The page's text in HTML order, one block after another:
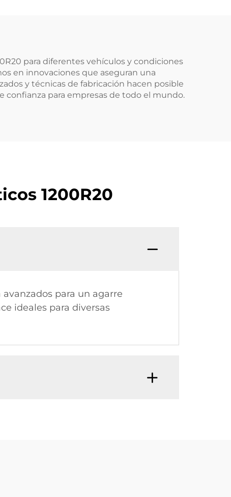
para diferentes vehículos y condiciones
en innovaciones que aseguran una
y técnicas de fabricación hacen posible
confianza para empresas de todo el mundo.
1200R20
para un agarre
ideales para diversas